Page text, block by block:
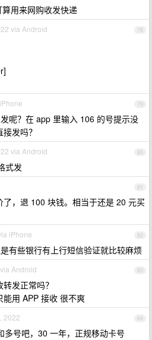
用来网购收发快递
78
via Android
79
呢？在 app 里输入 106 的号提示没
发吗？
80
via Android
式发
81
了，退 100 块钱。相当于还是 20 元买
82
iPhone
有些银行有上行短信验证就比较麻烦
83
Android
发正常吗？
用 APP 接收 很不爽
84
2022
多号吧，30 一年，正规移动卡号